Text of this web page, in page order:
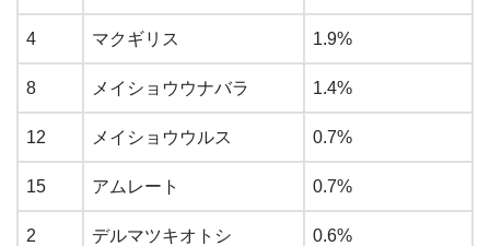
4 マクギリス 1.9%
8 メイショウウナバラ 1.4%
12 メイショウウルス 0.7%
15 アムレート 0.7%
2 デルマツキオトシ 0.6%